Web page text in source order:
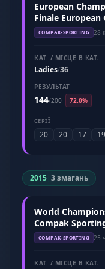
European
Finale
Hungary (April
COMPAK-SPORTING 28
КАТ. / МІСЦЕ В КАТ.
Ladies/36
РЕЗУЛЬТАТ
144/200 72.0%
СЕРІЇ
20 20 17 19
2015|3 змагань
World
Compak
COMPAK-SPORTING 25
КАТ. / МІСЦЕ В КАТ.